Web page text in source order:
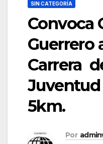
SIN CATEGORÍA
Convoca
Guerrero
Carrera
Juventud
5km.
Por